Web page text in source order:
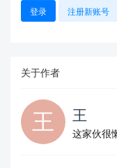
登录 注册新账号
关于作者
王
这家伙很